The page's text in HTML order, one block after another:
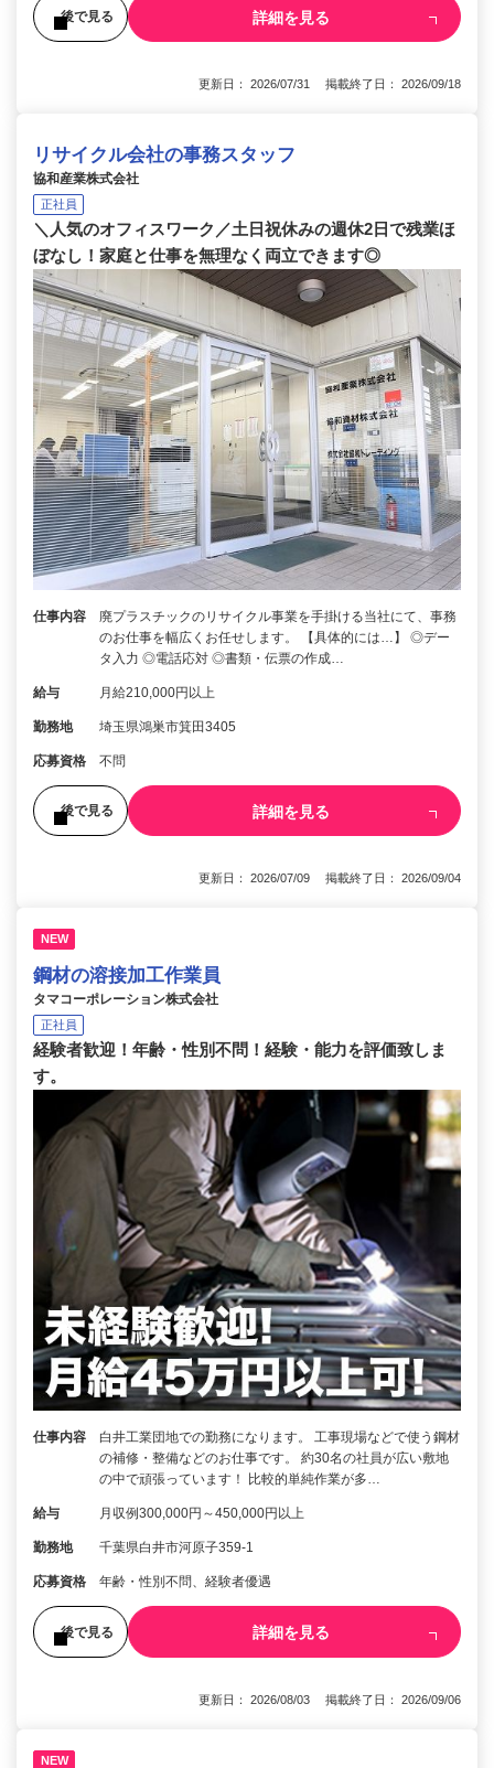
後で見る 詳細を見る
更新日： 2026/07/31 掲載終了日： 2026/09/18
リサイクル会社の事務スタッフ
協和産業株式会社
正社員
＼人気のオフィスワーク／土日祝休みの週休2日で残業ほ
ぼなし！家庭と仕事を無理なく両立できます◎
仕事内容
廃プラスチックのリサイクル事業を手掛ける当社にて、事務
のお仕事を幅広くお任せします。 【具体的には…】 ◎デー
タ入力 ◎電話応対 ◎書類・伝票の作成…
給与 月給210,000円以上
勤務地 埼玉県鴻巣市箕田3405
応募資格 不問
後で見る 詳細を見る
更新日： 2026/07/09 掲載終了日： 2026/09/04
NEW
鋼材の溶接加工作業員
タマコーポレーション株式会社
正社員
経験者歓迎！年齢・性別不問！経験・能力を評価致しま
す。
仕事内容
白井工業団地での勤務になります。 工事現場などで使う鋼材
の補修・整備などのお仕事です。 約30名の社員が広い敷地
の中で頑張っています！ 比較的単純作業が多…
給与 月収例300,000円～450,000円以上
勤務地 千葉県白井市河原子359-1
応募資格 年齢・性別不問、経験者優遇
後で見る 詳細を見る
更新日： 2026/08/03 掲載終了日： 2026/09/06
NEW